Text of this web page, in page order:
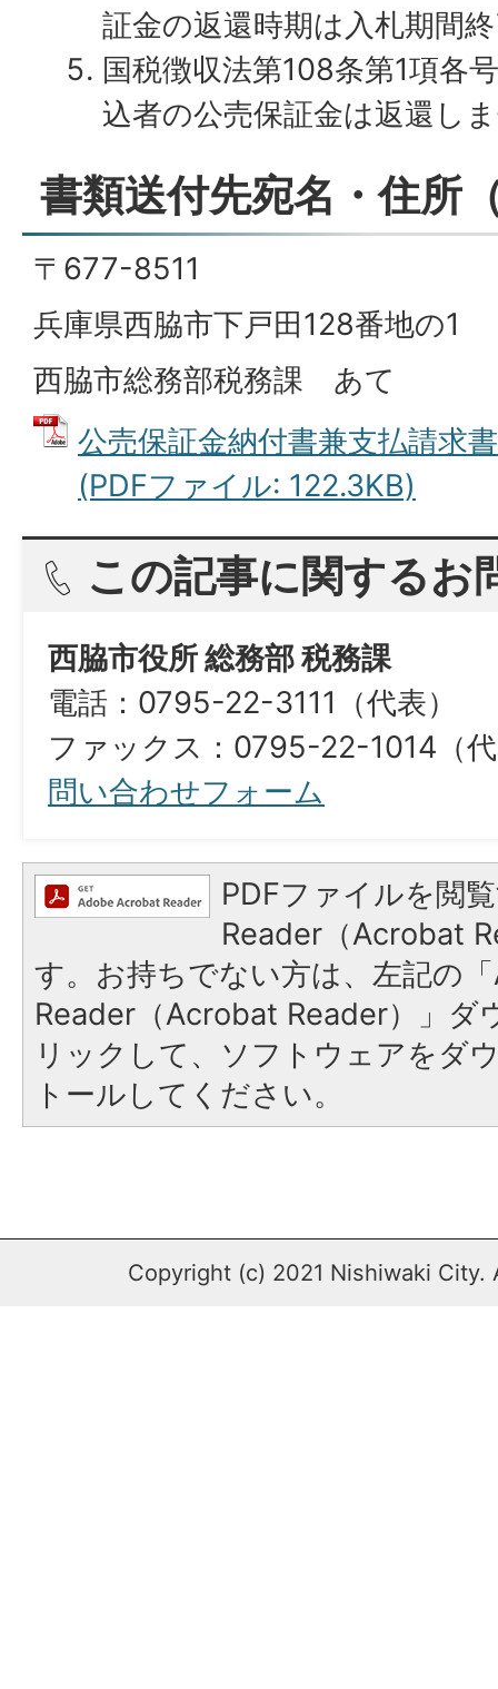
証金の返還時期は入札期間
国税徴収法第108条第1項各
込者の公売保証金は返還し
書類送付先宛名・住所
〒677-8511
兵庫県西脇市下戸田128番地の1
西脇市総務部税務課 あて
公売保証金納付書兼支払請求
(PDFファイル: 122.3KB)
この記事に関するお
西脇市役所 総務部 税務課
電話：0795-22-3111（代表）
ファックス：0795-22-1014（
問い合わせフォーム
PDFファイルを閲
Reader（Acrobat
す。お持ちでない方は、左記の
Reader（Acrobat Reader）」ダ
リックして、ソフトウェアをダ
トールしてください。
Copyright (c) 2021 Nishiwaki City.